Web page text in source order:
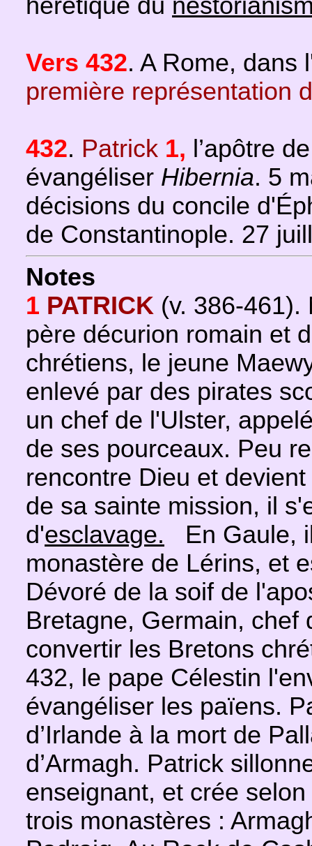
hérétique du
Vers 432. A Rome, dans
première représentation
432. Patrick 1, l’apôtre
évangéliser Hibernia. 5
décisions du concile
de Constantinople. 27
Notes
1 PATRICK (v. 386-461).
père décurion romain et
chrétiens, le jeune
enlevé par des pirates
un chef de l'Ulster,
de ses pourceaux. Peu
rencontre Dieu et
de sa sainte mission, il
d'esclavage. En Gaule,
monastère de Lérins, et
Dévoré de la soif de
Bretagne, Germain, chef
convertir les Bretons
432, le pape Célestin
évangéliser les païens.
d’Irlande à la mort de
d’Armagh. Patrick
enseignant, et crée
trois monastères :